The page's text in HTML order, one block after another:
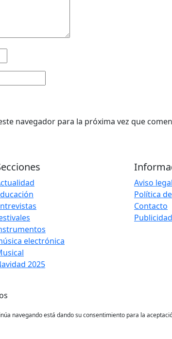
navegador para la próxima vez que
electrónica
2025
Aviso legal
Política
Contacto
Publicidad
navegando está dando su consentimiento para la